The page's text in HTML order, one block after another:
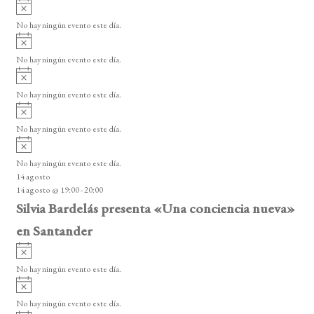
o
A
v
i
o
No hay ningún evento este día.
A
v
i
o
No hay ningún evento este día.
A
v
i
o
No hay ningún evento este día.
A
v
i
o
No hay ningún evento este día.
A
v
i
s
o
No hay ningún evento este día.
14 agosto
14 agosto @ 19:00-20:00
Silvia Bardelás presenta «Una conciencia nueva»
en Santander
A
v
i
o
No hay ningún evento este día.
A
v
i
No hay ningún evento este día.